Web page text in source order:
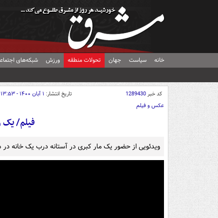
خانه سیاست جهان تحولات منطقه ورزش شبکه‌های
کد خبر1289430 تاریخ انتشار: ۱ آبان ۱۴۰۰ - ۱۳:۵۳
عکس و فیلم
فیلم/ یک
ویدئویی از حضور یک مار کبری در آستانه درب یک خانه در